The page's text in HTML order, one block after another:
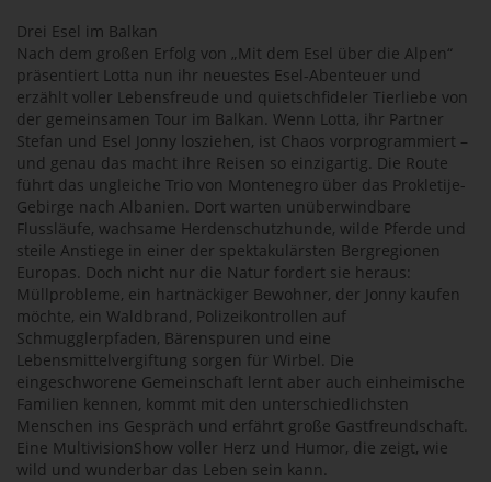
Drei Esel im Balkan
Nach dem großen Erfolg von „Mit dem Esel über die Alpen“
präsentiert Lotta nun ihr neuestes Esel-Abenteuer und
erzählt voller Lebensfreude und quietschfideler Tierliebe von
der gemeinsamen Tour im Balkan. Wenn Lotta, ihr Partner
Stefan und Esel Jonny losziehen, ist Chaos vorprogrammiert –
und genau das macht ihre Reisen so einzigartig. Die Route
führt das ungleiche Trio von Montenegro über das Prokletije-
Gebirge nach Albanien. Dort warten unüberwindbare
Flussläufe, wachsame Herdenschutzhunde, wilde Pferde und
steile Anstiege in einer der spektakulärsten Bergregionen
Europas. Doch nicht nur die Natur fordert sie heraus:
Müllprobleme, ein hartnäckiger Bewohner, der Jonny kaufen
möchte, ein Waldbrand, Polizeikontrollen auf
Schmugglerpfaden, Bärenspuren und eine
Lebensmittelvergiftung sorgen für Wirbel. Die
eingeschworene Gemeinschaft lernt aber auch einheimische
Familien kennen, kommt mit den unterschiedlichsten
Menschen ins Gespräch und erfährt große Gastfreundschaft.
Eine MultivisionShow voller Herz und Humor, die zeigt, wie
wild und wunderbar das Leben sein kann.